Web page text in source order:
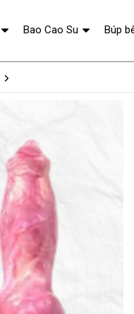
Bao Cao Su Búp